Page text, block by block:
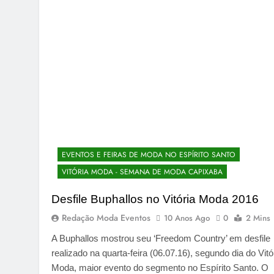
EVENTOS E FEIRAS DE MODA NO ESPÍRITO SANTO
VITÓRIA MODA - SEMANA DE MODA CAPIXABA
Desfile Buphallos no Vitória Moda 2016
Redação Moda Eventos 10 Anos Ago 0 2 Mins
A Buphallos mostrou seu ‘Freedom Country’ em desfile
realizado na quarta-feira (06.07.16), segundo dia do
Moda, maior evento do segmento no Espírito Santo. O